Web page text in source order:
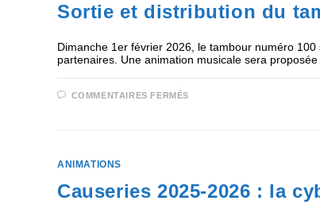
Sortie et distribution du
Dimanche 1er février 2026, le tambour numéro
partenaires. Une animation musicale sera proposée
COMMENTAIRES FERMÉS
ANIMATIONS
Causeries 2025-2026 : la